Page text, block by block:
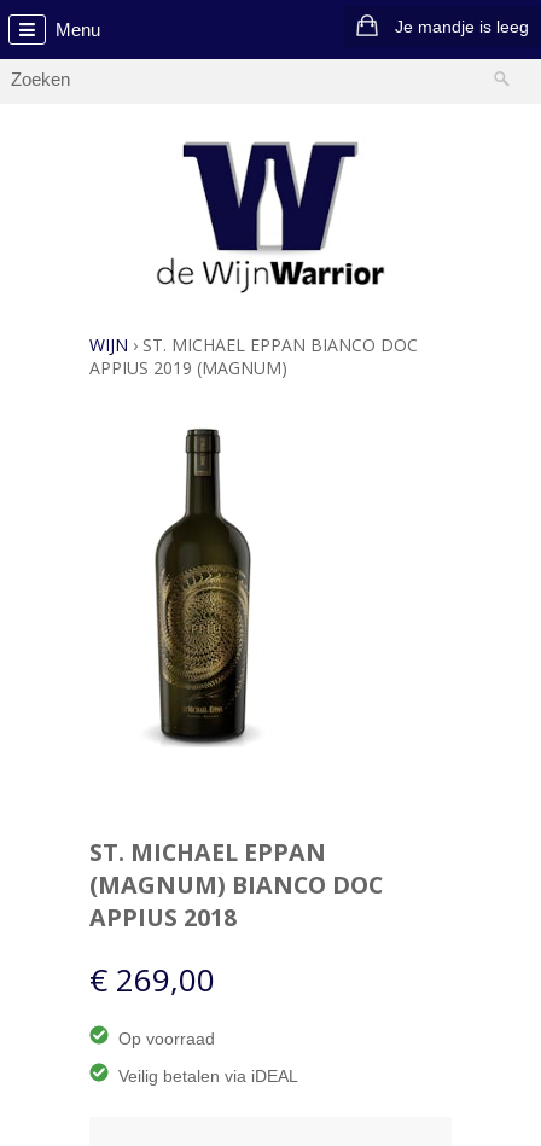
Menu Je mandje is leeg
WIJN › ST. MICHAEL EPPAN BIANCO DOC
APPIUS 2019 (MAGNUM)
ST. MICHAEL EPPAN
(MAGNUM) BIANCO DOC
APPIUS 2018
€ 269,00
Op voorraad
Veilig betalen via iDEAL